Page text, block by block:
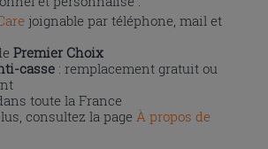
joignable par téléphone, mail et
Premier Choix
casse : remplacement gratuit ou
toute la France
consultez la page À propos de